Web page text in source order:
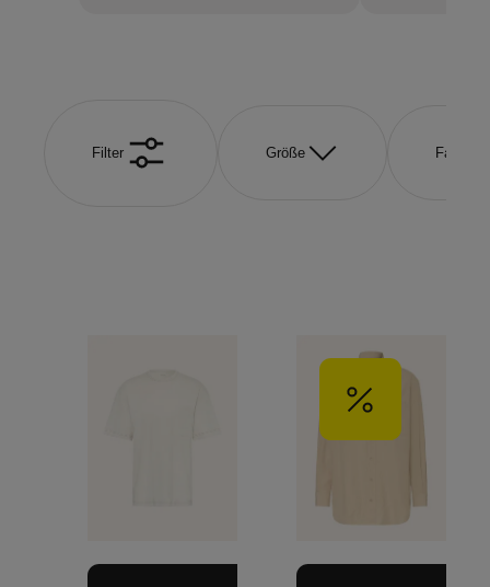
Filter Größe Farbe